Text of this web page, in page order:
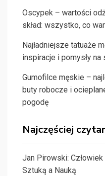
Oscypek – wartości
skład: wszystko, co
Najładniejsze tatuaże
inspiracje i pomysły
Gumofilce męskie –
buty robocze i
pogodę
Najczęściej
Jan Pirowski:
Sztuką a Nauką